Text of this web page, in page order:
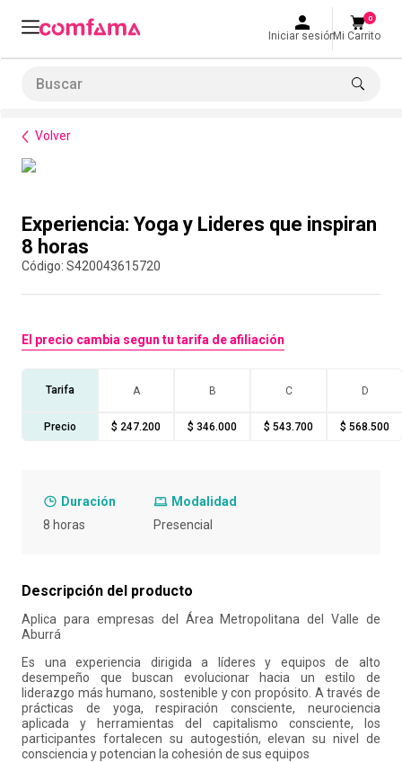
Iniciar sesiónMi Carrito
0
Volver
Experiencia: Yoga y Lideres que inspiran
8 horas
: S420043615720
El precio cambia segun tu tarifa de afiliación
Tarifa A B C D
Precio $ 247.200 $ 346.000 $ 543.700 $ 568.500
Duración
8 horas
Modalidad
Presencial
Descripción del producto
Aplica para empresas del Área Metropolitana del Valle de
Aburrá
Es una experiencia dirigida a líderes y equipos de alto
desempeño que buscan evolucionar hacia un estilo de
liderazgo más humano, sostenible y con propósito. A través de
prácticas de yoga, respiración consciente, neurociencia
aplicada y herramientas del capitalismo consciente, los
participantes fortalecen su autogestión, elevan su nivel de
consciencia y potencian la cohesión de sus equipos
7.
talleres creativos
retiro laboral
10. refrigerio